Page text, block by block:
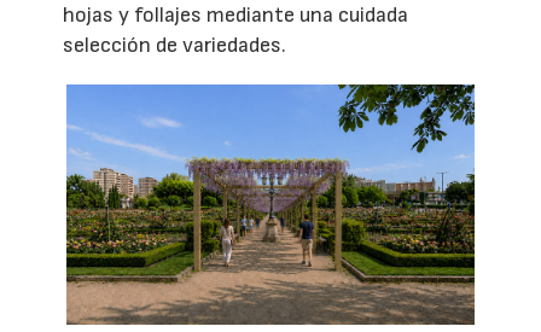
hojas y follajes mediante una cuidada
selección de variedades.